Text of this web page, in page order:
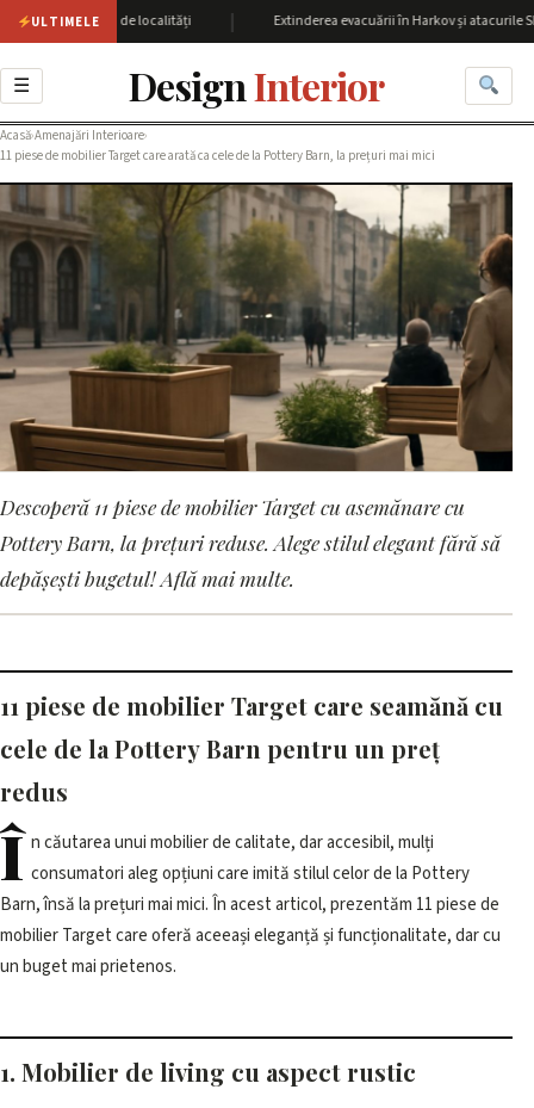
ULTIMELE
peste 60 de localități | Extinderea evacuării în Harkov și atacurile SBU
☰ DesignInterior
Acasă›Amenajări Interioare›
11 piese de mobilier Target care arată ca cele de la Pottery Barn, la prețuri mai mici
AMENAJĂRI INTERIOARE
11 piese de mobilier Target
care arată ca cele de la Pottery
Barn, la prețuri mai mici
Descoperă 11 piese de mobilier Target cu asemănare cu
Pottery Barn, la prețuri reduse. Alege stilul elegant fără să
depășești bugetul! Află mai multe.
11 piese de mobilier Target care seamănă cu
cele de la Pottery Barn pentru un preț
redus
Î n căutarea unui mobilier de calitate, dar accesibil, mulți
consumatori aleg opțiuni care imită stilul celor de la Pottery
Barn, însă la prețuri mai mici. În acest articol, prezentăm 11 piese de
mobilier Target care oferă aceeași eleganță și funcționalitate, dar cu
un buget mai prietenos.
1. Mobilier de living cu aspect rustic